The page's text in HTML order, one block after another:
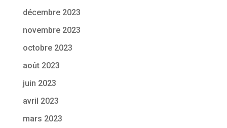
décembre 2023
novembre 2023
octobre 2023
août 2023
juin 2023
avril 2023
mars 2023